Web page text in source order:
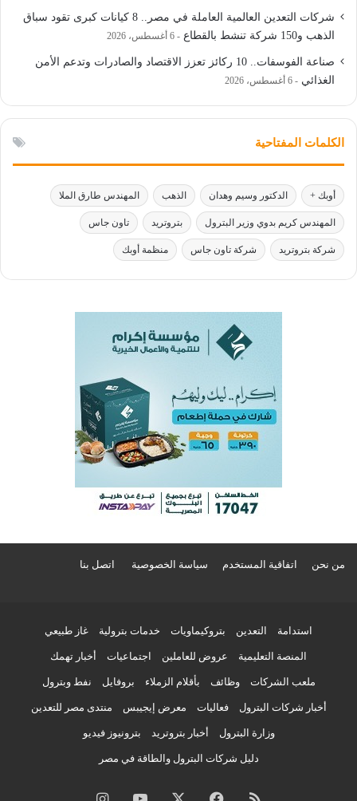
شركات التعدين العالمية العاملة في مصر.. 8 كيانات كبرى تقود سباق
الذهب و150 شركة تنشط بالقطاع
6 أغسطس، 2026
صناعة الفوسفات.. 10 ركائز تعزز الاقتصاد والصادرات وتدعم الأمن
الغذائي
6 أغسطس، 2026
الكلمات المفتاحية
أوبك + الدكتور وسيم وهدان الذهب المهندس طارق الملا
المهندس كريم بدوي وزير البترول بتروتريد تاون جاس
شركة بتروتريد شركة تاون جاس منظمة أوبك
من نحن اتفاقية المستخدم سياسة الخصوصية اتصل بنا
استدامة التعدين بتروكيماويات خدمات بترولية غاز طبيعي
المنصة التعليمية عروض للعاملين اجتماعيات أخبار تهمك
ملعب الشركات وظائف بأقلام الزملاء بروفايل نفط وبترول
أخبار شركات البترول فعاليات معرض إيجيبس منتدى مصر للتعدين
وزارة البترول أخبار بتروتريد بترونيوز فيديو
دليل شركات البترول والطاقة في مصر
ملخصفيسبوك ‫YouTubeانستقرام